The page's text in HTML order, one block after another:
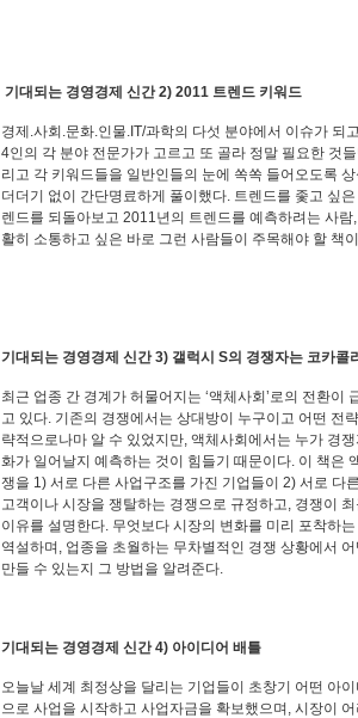
기대되는 경영경제 신간 2) 2011 트렌드 키워드
경제.사회.문화.인물.IT/과학의 다섯 분야에서 이슈가 되
4인의 각 분야 전문가가 고르고 또 골라 정말 필요한 것
리고 각 키워드들을 일반인들의 눈에 쏙쏙 들어오도록
더더기 없이 간단명료하게 풀이했다. 트렌드를 좇고 싶
렌드를 되돌아보고 2011년의 트렌드를 예측하려는 사람
활히 소통하고 싶은 바로 그런 사람들이 주목해야 할 책
기대되는 경영경제 신간 3) 갤럭시 S의 경쟁자는 코카콜
최근 업종 간 경계가 허물어지는 ‘액체사회’로의 전환이
고 있다. 기존의 경쟁에서는 상대방이 누구이고 어떤 전
략적으로나마 알 수 있었지만, 액체사회에서는 누가 경
화가 일어날지 예측하는 것이 힘들기 때문이다. 이 책은
쟁을 1) 서로 다른 사업구조를 가진 기업들이 2) 서로 다
고객이나 시장을 쟁탈하는 경쟁으로 규정하고, 경쟁이
이유를 설명한다. 무엇보다 시장의 변화를 미리 포착하
역설하며, 업종을 초월하는 무차별적인 경쟁 상황에서
만들 수 있는지 그 방법을 알려준다.
기대되는 경영경제 신간 4) 아이디어 배틀
오늘날 세계 최정상을 달리는 기업들이 초창기 어떤 아
으로 사업을 시작하고 사업자금을 확보했으며, 시장이